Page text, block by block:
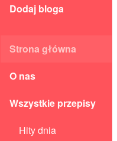
Dodaj bloga
Strona główna
O nas
Wszystkie przepisy
Hity dnia